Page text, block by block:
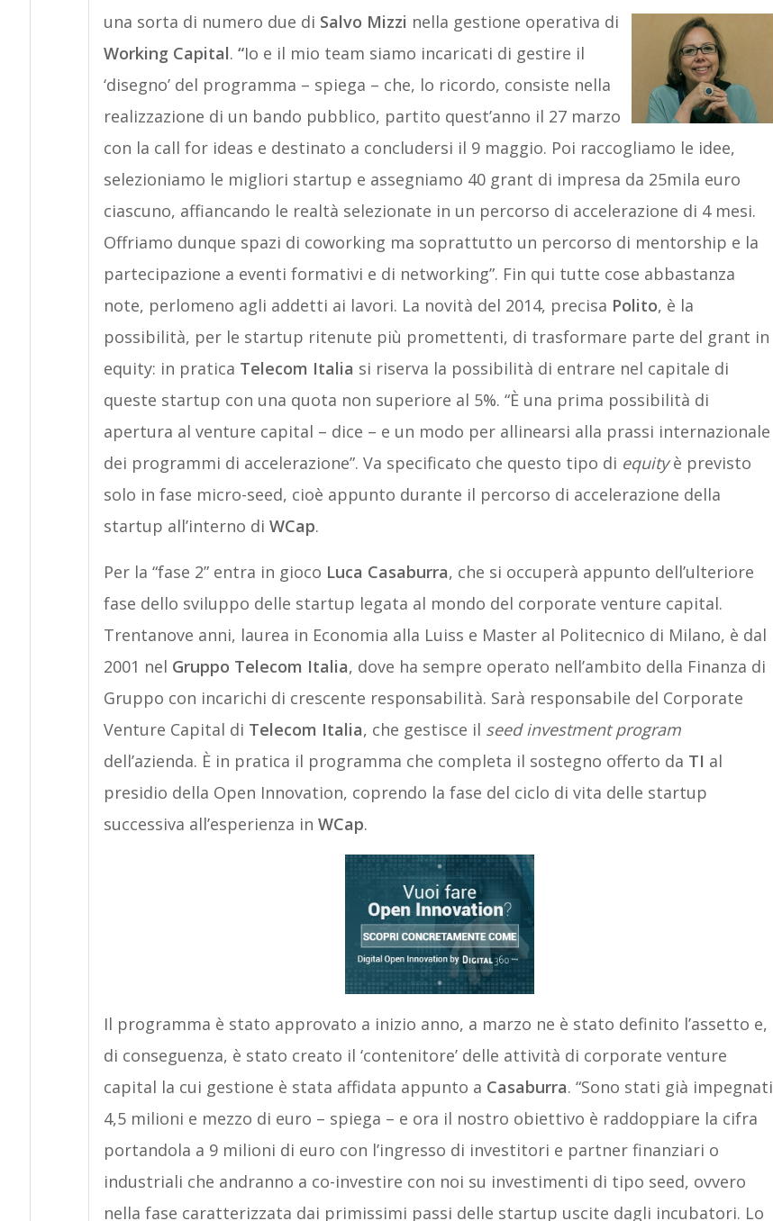
una sorta di numero due di Salvo Mizzi nella gestione operativa di
Working Capital. “Io e il mio team siamo incaricati di gestire il
‘disegno’ del programma – spiega – che, lo ricordo, consiste nella
realizzazione di un bando pubblico, partito quest’anno il 27 marzo
con la call for ideas e destinato a concludersi il 9 maggio. Poi raccogliamo le idee,
selezioniamo le migliori startup e assegniamo 40 grant di impresa da 25mila euro
ciascuno, affiancando le realtà selezionate in un percorso di accelerazione di 4 mesi.
Offriamo dunque spazi di coworking ma soprattutto un percorso di mentorship e la
partecipazione a eventi formativi e di networking”. Fin qui tutte cose abbastanza
note, perlomeno agli addetti ai lavori. La novità del 2014, precisa Polito, è la
possibilità, per le startup ritenute più promettenti, di trasformare parte del grant in
equity: in pratica Telecom Italia si riserva la possibilità di entrare nel capitale di
queste startup con una quota non superiore al 5%. “È una prima possibilità di
apertura al venture capital – dice – e un modo per allinearsi alla prassi internazionale
dei programmi di accelerazione”. Va specificato che questo tipo di equityè previsto
solo in fase micro-seed, cioè appunto durante il percorso di accelerazione della
startup all’interno di WCap.
Per la “fase 2” entra in gioco Luca Casaburra, che si occuperà appunto dell’ulteriore
fase dello sviluppo delle startup legata al mondo del corporate venture capital.
Trentanove anni, laurea in Economia alla Luiss e Master al Politecnico di Milano, è dal
2001 nel Gruppo Telecom Italia, dove ha sempre operato nell’ambito della Finanza di
Gruppo con incarichi di crescente responsabilità. Sarà responsabile del Corporate
Venture Capital di Telecom Italia, che gestisce il seed investment program
dell’azienda. È in pratica il programma che completa il sostegno offerto da TI al
presidio della Open Innovation, coprendo la fase del ciclo di vita delle startup
successiva all’esperienza in WCap.
Il programma è stato approvato a inizio anno, a marzo ne è stato definito l’assetto e,
di conseguenza, è stato creato il ‘contenitore’ delle attività di corporate venture
capital la cui gestione è stata affidata appunto a Casaburra. “Sono stati già impegnati
4,5 milioni e mezzo di euro – spiega – e ora il nostro obiettivo è raddoppiare la cifra
portandola a 9 milioni di euro con l’ingresso di investitori e partner finanziari o
industriali che andranno a co-investire con noi su investimenti di tipo seed, ovvero
nella fase caratterizzata dai primissimi passi delle startup uscite dagli incubatori. Lo